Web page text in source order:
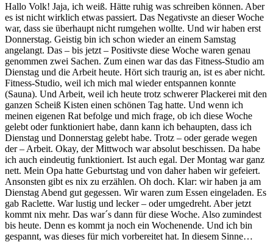
Hallo Volk! Jaja, ich weiß. Hätte ruhig was schreiben können. Aber
es ist nicht wirklich etwas passiert. Das Negativste an dieser Woche
war, dass sie überhaupt nicht rumgehen wollte. Und wir haben erst
Donnerstag. Geistig bin ich schon wieder an einem Samstag
angelangt. Das – bis jetzt – Positivste diese Woche waren genau
genommen zwei Sachen. Zum einen war das das Fitness-Studio am
Dienstag und die Arbeit heute. Hört sich traurig an, ist es aber nicht.
Fitness-Studio, weil ich mich mal wieder entspannen konnte
(Sauna). Und Arbeit, weil ich heute trotz schwerer Plackerei mit den
ganzen Scheiß Kisten einen schönen Tag hatte. Und wenn ich
meinen eigenen Rat befolge und mich frage, ob ich diese Woche
gelebt oder funktioniert habe, dann kann ich behaupten, dass ich
Dienstag und Donnerstag gelebt habe. Trotz – oder gerade wegen
der – Arbeit. Okay, der Mittwoch war absolut beschissen. Da habe
ich auch eindeutig funktioniert. Ist auch egal. Der Montag war ganz
nett. Mein Opa hatte Geburtstag und von daher haben wir gefeiert.
Ansonsten gibt es nix zu erzählen. Oh doch. Klar: wir haben ja am
Dienstag Abend gut gegessen. Wir waren zum Essen eingeladen. Es
gab Raclette. War lustig und lecker – oder umgedreht. Aber jetzt
kommt nix mehr. Das war´s dann für diese Woche. Also zumindest
bis heute. Denn es kommt ja noch ein Wochenende. Und ich bin
gespannt, was dieses für mich vorbereitet hat. In diesem Sinne…